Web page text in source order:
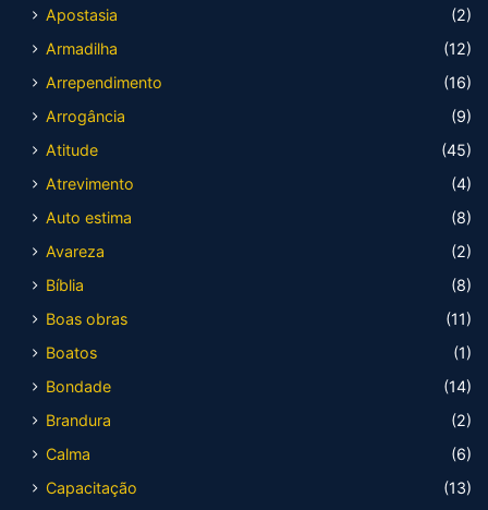
Apostasia
(2)
Armadilha
(12)
Arrependimento
(16)
Arrogância
(9)
Atitude
(45)
Atrevimento
(4)
Auto estima
(8)
Avareza
(2)
Bíblia
(8)
Boas obras
(11)
Boatos
(1)
Bondade
(14)
Brandura
(2)
Calma
(6)
Capacitação
(13)